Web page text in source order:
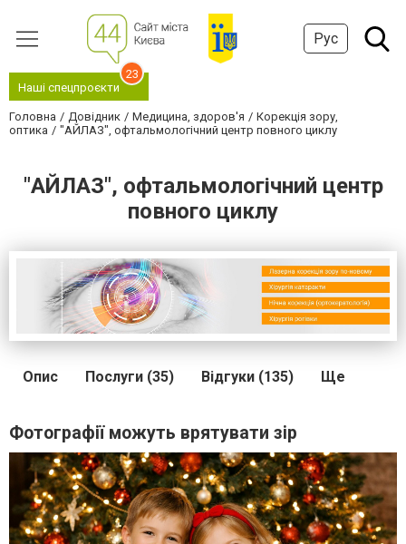
Рус
Наші спецпроєкти
23
Головна Довідник Медицина, здоров'я
Корекція зору,
оптика
"АЙЛАЗ", офтальмологічний центр повного циклу
"АЙЛАЗ", офтальмологічний центр
повного циклу
Опис Послуги (35) Відгуки (135) Ще
Фотографії можуть врятувати зір